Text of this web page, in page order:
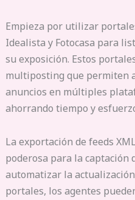
Empieza por utilizar
Idealista y Fotocasa para
su exposición. Estos
multiposting que permiten
anuncios en múltiples
ahorrando tiempo y
La exportación de feeds
poderosa para la captación
automatizar la
portales, los agentes